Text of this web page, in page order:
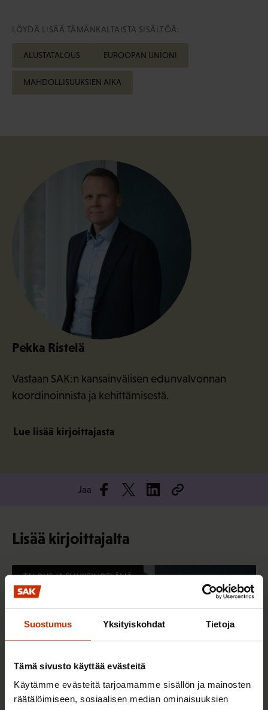
Suostumus Yksityiskohdat Tietoja
Tämä sivusto käyttää evästeitä
Käytämme evästeitä tarjoamamme sisällön ja mainosten
räätälöimiseen, sosiaalisen median ominaisuuksien
LÖYDÄ LISÄÄ TÄMÄNKALTAISTA SISÄLTÖÄ:
ALUSTATALOUS EUROOPAN UNIONI
MAHDOLLISUUKSIEN AIKA
Pekka Ristelä
Vastaan SAK:n kansainvälisen edunvalvonnan
koordinoinnista ja kehittämisestä.
Lue lisää kirjoittajasta
Jaa
Lisää kirjoittajalta
TALOUS JA ELINKEINOELÄMÄ